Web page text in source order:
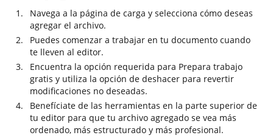
Navega a la página de carga y selecciona cómo deseas
agregar el archivo.
Puedes comenzar a trabajar en tu documento cuando
te lleven al editor.
Encuentra la opción requerida para Prepara trabajo
gratis y utiliza la opción de deshacer para revertir
modificaciones no deseadas.
Benefíciate de las herramientas en la parte superior de
tu editor para que tu archivo agregado se vea más
ordenado, más estructurado y más profesional.